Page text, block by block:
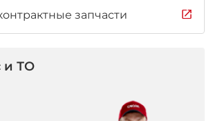
запчасти
и ТО